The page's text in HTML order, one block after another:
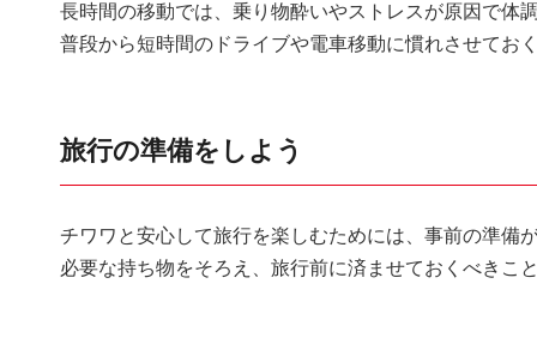
長時間の移動では、乗り物酔いやストレスが原因で体
普段から短時間のドライブや電車移動に慣れさせてお
旅行の準備をしよう
チワワと安心して旅行を楽しむためには、事前の準備
必要な持ち物をそろえ、旅行前に済ませておくべきこ